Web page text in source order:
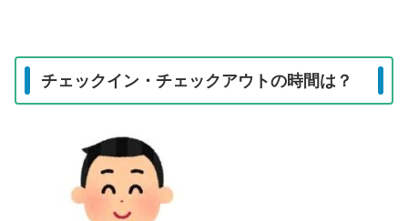
チェックイン・チェックアウトの時間は？